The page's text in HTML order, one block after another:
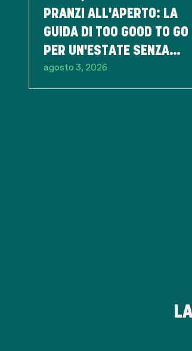
PRANZI ALL'APERTO: LA
GUIDA DI TOO GOOD TO GO
PER UN'ESTATE SENZA
SPRECHI
agosto 3, 2026